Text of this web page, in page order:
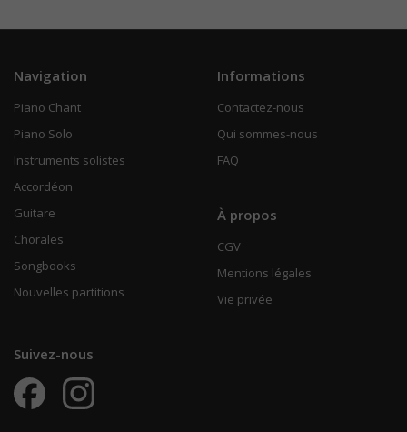
Navigation
Piano Chant
Piano Solo
Instruments solistes
Accordéon
Guitare
Chorales
Songbooks
Nouvelles partitions
Informations
Contactez-nous
Qui sommes-nous
FAQ
À propos
CGV
Mentions légales
Vie privée
Suivez-nous